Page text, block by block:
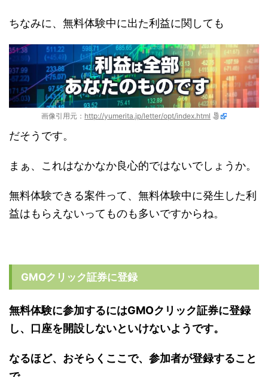
ちなみに、無料体験中に出た利益に関しても
画像引用元： http://yumerita.jp/letter/opt/index.html
だそうです。
まぁ、これはなかなか良心的ではないでしょうか。
無料体験できる案件って、無料体験中に発生した利
益はもらえないってものも多いですからね。
GMOクリック証券に登録
無料体験に参加するにはGMOクリック証券に登録
し、口座を開設しないといけないようです。
なるほど、おそらくここで、参加者が登録すること